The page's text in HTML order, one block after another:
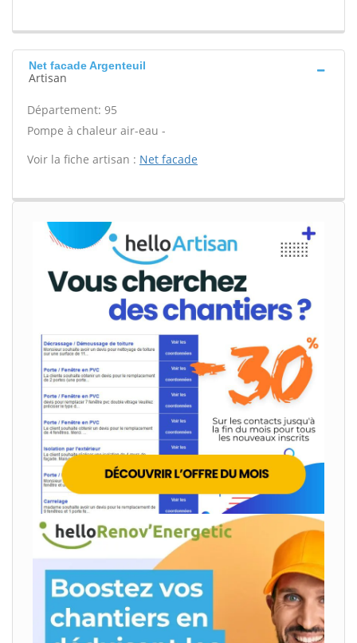
Net facade Argenteuil
Artisan
Département: 95
Pompe à chaleur air-eau -
Voir la fiche artisan : Net facade